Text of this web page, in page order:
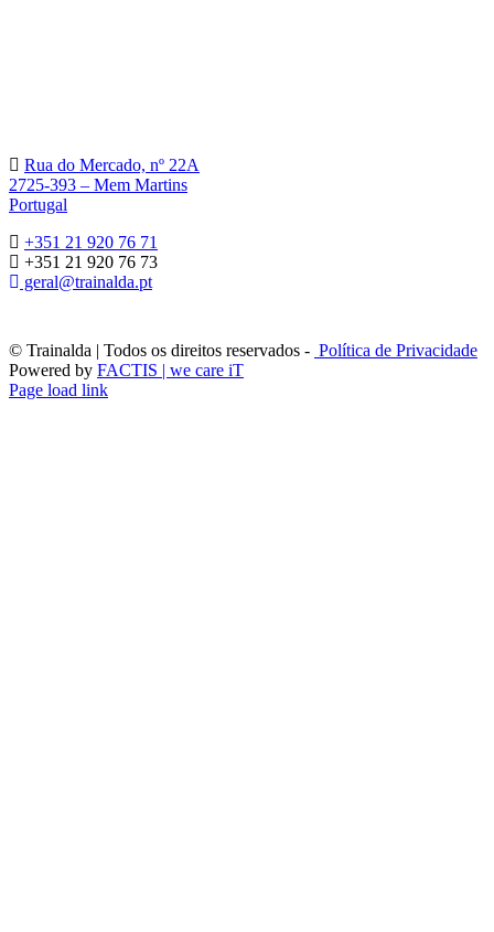
Rua do Mercado, nº 22A
2725-393 – Mem Martins
Portugal
+351 21 920 76 71
+351 21 920 76 73
geral@trainalda.pt
© Trainalda | Todos os direitos reservados - Política de Privacidade
Powered by FACTIS | we care iT
Page load link